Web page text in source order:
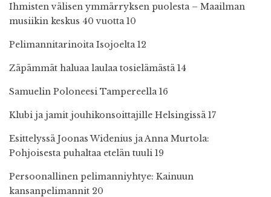
Ihmisten välisen ymmärryksen puolesta – Maailman
musiikin keskus 40 vuotta 10
Pelimannitarinoita Isojoelta 12
Zäpämmät haluaa laulaa tosielämästä 14
Samuelin Poloneesi Tampereella 16
Klubi ja jamit jouhikonsoittajille Helsingissä 17
Esittelyssä Joonas Widenius ja Anna Murtola:
Pohjoisesta puhaltaa etelän tuuli 19
Persoonallinen pelimanniyhtye: Kainuun
kansanpelimannit 20